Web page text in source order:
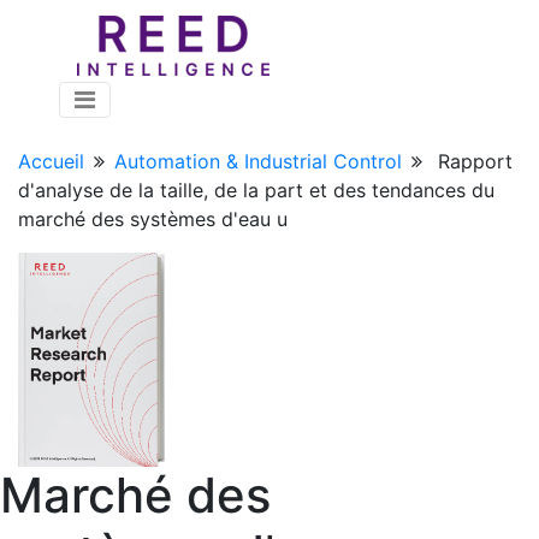
Accueil Automation & Industrial Control
Rapport
d'analyse de la taille, de la part et des tendances du
marché des systèmes d'eau u
Marché des